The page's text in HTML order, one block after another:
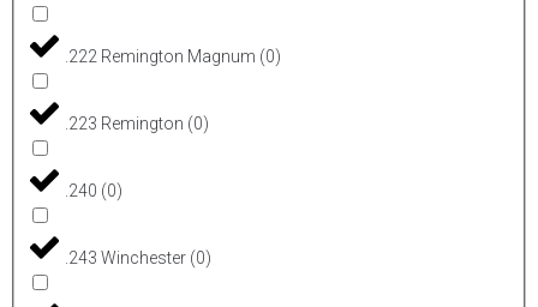
.222 Remington Magnum (0)
.223 Remington (0)
.240 (0)
.243 Winchester (0)